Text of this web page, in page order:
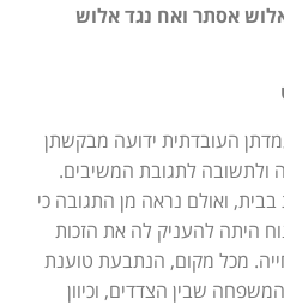
(רחובות) 2568/03- אלוש אסתר ואח נגד אלוש
העובדתית ידועה מבקשתן
ולתשובה לתגובת המשיבים.
בבית, ואולם נראה מן התגובה כי
היתה להעניק לה את הזכות
מכל מקום, הנתבעת טוענת
שבין הצדדים, וכיוון